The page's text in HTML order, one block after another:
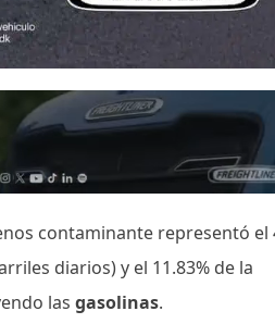
contaminante representó el
diarios) y el 11.83% de la
lasgasolinas.